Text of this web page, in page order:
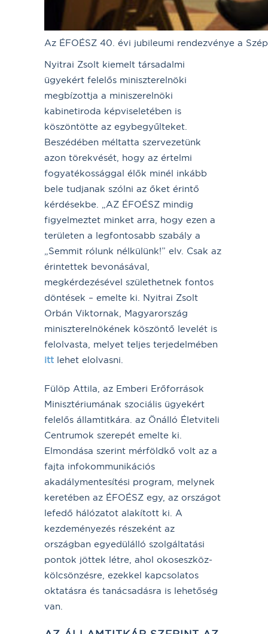
Az ÉFOÉSZ 40. évi jubileumi rendezvénye a
Nyitrai Zsolt kiemelt társadalmi
ügyekért felelős miniszterelnöki
megbízottja a miniszerelnöki
kabinetiroda képviseletében is
köszöntötte az egybegyűlteket.
Beszédében méltatta szervezetünk
azon törekvését, hogy az értelmi
fogyatékossággal élők minél inkább
bele tudjanak szólni az őket érintő
kérdésekbe. „AZ ÉFOÉSZ mindig
figyelmeztet minket arra, hogy ezen a
területen a legfontosabb szabály a
„Semmit rólunk nélkülünk!” elv. Csak az
érintettek bevonásával,
megkérdezésével születhetnek fontos
döntések – emelte ki. Nyitrai Zsolt
Orbán Viktornak, Magyarország
miniszterelnökének köszöntő levelét is
felolvasta, melyet teljes terjedelmében
itt lehet elolvasni.
Fülöp Attila, az Emberi Erőforrások
Minisztériumának szociális ügyekért
felelős államtitkára. az Önálló Életviteli
Centrumok szerepét emelte ki.
Elmondása szerint mérföldkő volt az a
fajta infokommunikációs
akadálymentesítési program, melynek
keretében az ÉFOÉSZ egy, az országot
lefedő hálózatot alakított ki. A
kezdeményezés részeként az
országban egyedülálló szolgáltatási
pontok jöttek létre, ahol okoseszköz-
kölcsönzésre, ezekkel kapcsolatos
oktatásra és tanácsadásra is lehetőség
van.